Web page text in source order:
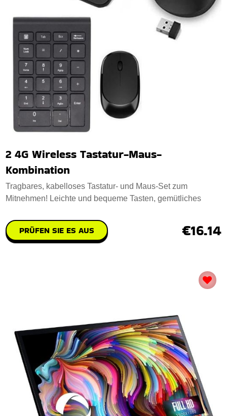
2 4G Wireless Tastatur-Maus-
Kombination
Tragbares, kabelloses Tastatur- und Maus-Set zum
Mitnehmen! Leichte und bequeme Tasten, gemütliches
PRÜFEN SIE ES AUS €16.14